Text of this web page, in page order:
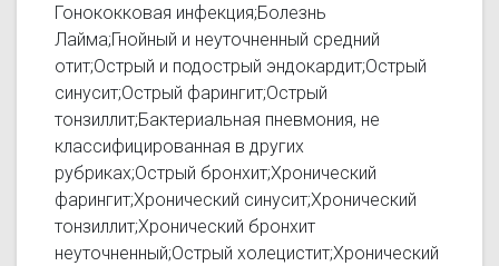
Гонококковая инфекция;Болезнь
Лайма;Гнойный и неуточненный средний
отит;Острый и подострый эндокардит;Острый
синусит;Острый фарингит;Острый
тонзиллит;Бактериальная пневмония, не
классифицированная в других
рубриках;Острый бронхит;Хронический
фарингит;Хронический синусит;Хронический
тонзиллит;Хронический бронхит
неуточненный;Острый холецистит;Хронический